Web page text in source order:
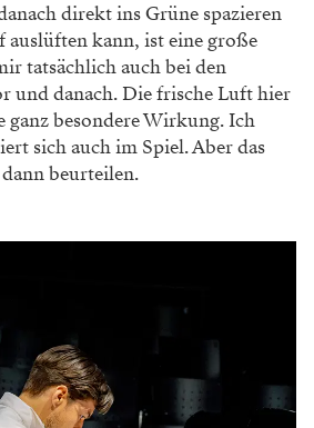
direkt ins Grüne spazieren
auslüften kann, ist eine große
tatsächlich auch bei den
und danach. Die frische Luft hier
ganz besondere Wirkung. Ich
sich auch im Spiel. Aber das
beurteilen.